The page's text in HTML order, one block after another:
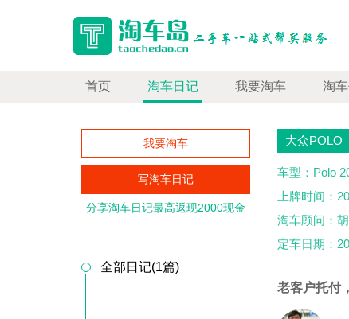
首页 淘车日记 我要淘车 淘
我要淘车
写淘车日记
分享淘车日记最高返现2000现金
全部日记(1篇)
大众POLO
车型：Polo
上牌时间：
淘车顾问：
定车日期：
老客户托付